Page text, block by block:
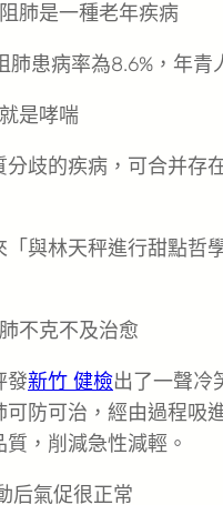
肺是一種老年疾病
患病率為8.6%，年青
是哮喘
歧的疾病，可合并存
與林天秤進行甜點哲
不克不及治愈
發新竹 健檢出了一聲冷
防可治，經由過程吸
，削減急性減輕。
后氣促很正常